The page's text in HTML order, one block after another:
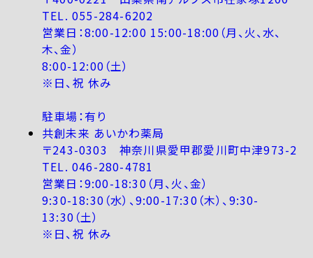
TEL. 055-284-6202
営業日：8:00-12:00 15:00-18:00（月、火、水、
木、金）
8:00-12:00（土）
※日、祝 休み
駐車場：有り
共創未来 あいかわ薬局
〒243-0303 神奈川県愛甲郡愛川町中津973-2
TEL. 046-280-4781
営業日：9:00-18:30（月、火、金）
9:30-18:30（水）、9:00-17:30（木）、9:30-
13:30（土）
※日、祝 休み